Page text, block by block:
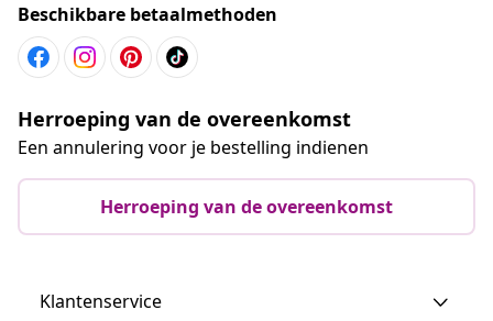
Beschikbare betaalmethoden
Herroeping van de overeenkomst
Een annulering voor je bestelling indienen
Herroeping van de overeenkomst
Klantenservice